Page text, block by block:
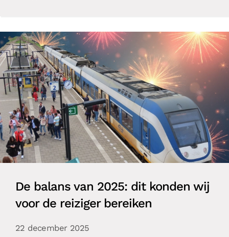
De balans van 2025: dit konden wij
voor de reiziger bereiken
22 december 2025